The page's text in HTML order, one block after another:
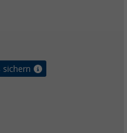
sichern